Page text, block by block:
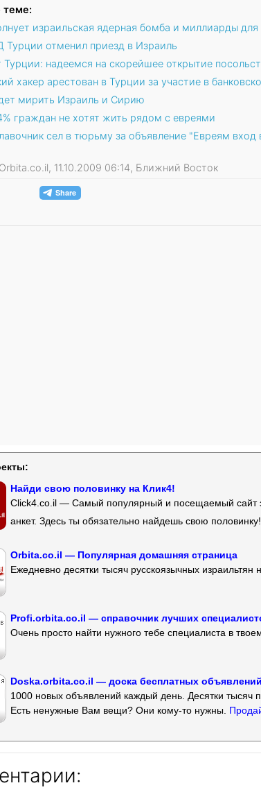
теме:
израильская ядерная бомба и миллиарды для
Турции отменил приезд в Израиль
Турции: надеемся на скорейшее открытие
хакер арестован в Турции за участие в
мирить Израиль и Сирию
граждан не хотят жить рядом с евреями
сел в тюрьму за объявление "Евреям вход
11.10.2009 06:14, Ближний Восток
Найди свою половинку на Клик4!
Click4.co.il — Самый популярный и посещаемый сайт
анкет. Здесь ты обязательно найдешь свою половинку!
Orbita.co.il — Популярная домашняя страница
Ежедневно десятки тысяч русскоязычных
Profi.orbita.co.il — справочник лучших
Очень просто найти нужного тебе специалиста в
Doska.orbita.co.il — доска бесплатных
1000 новых объявлений каждый день. Десятки тысяч
Есть ненужные Вам вещи? Они кому-то нужны.